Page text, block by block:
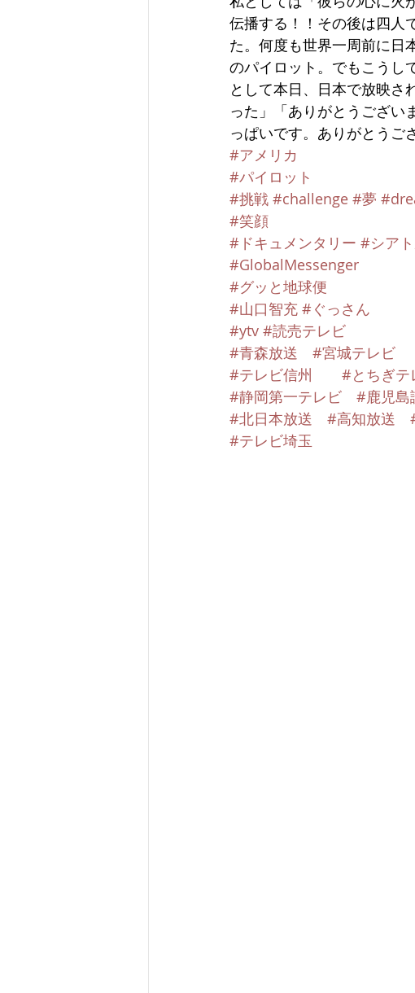
伝播する！！その後は四人
た。何度も世界一周前に日
のパイロット。でもこうし
として本日、日本で放映さ
った」「ありがとうござい
っぱいです。ありがとうご
#アメリカ
#パイロット
#挑戦 #challenge #夢
#笑顔
#ドキュメンタリー #シア
#GlobalMessenger
#グッと地球便
#山口智充 #ぐっさん
#ytv #読売テレビ
#青森放送
#宮城テレビ
#テレビ信州
#とちぎテ
#静岡第一テレビ
#鹿児島
#北日本放送
#高知放送
#テレビ埼玉